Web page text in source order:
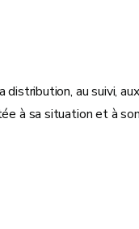
au suivi,
à sa situation et à